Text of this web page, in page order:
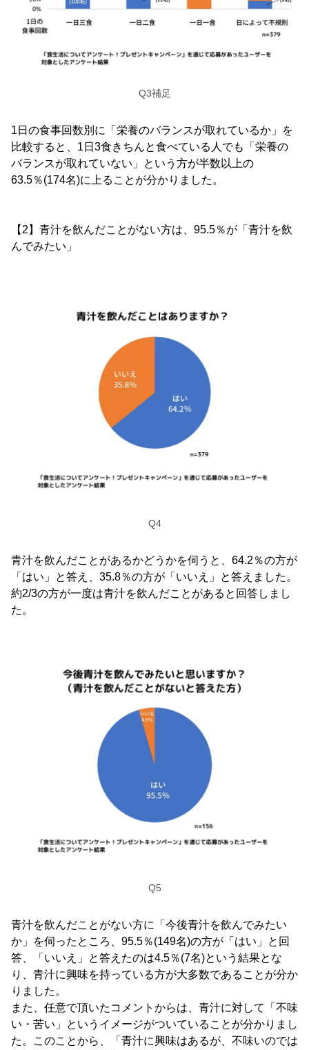
Q3補足
1日の食事回数別に「栄養のバランスが取れているか」を
比較すると、1日3食きちんと食べている人でも「栄養の
バランスが取れていない」という方が半数以上の
63.5％(174名)に上ることが分かりました。
【2】青汁を飲んだことがない方は、95.5％が「青汁を飲
んでみたい」
Q4
青汁を飲んだことがあるかどうかを伺うと、64.2％の方が
「はい」と答え、35.8％の方が「いいえ」と答えました。
約2/3の方が一度は青汁を飲んだことがあると回答しまし
た。
Q5
青汁を飲んだことがない方に「今後青汁を飲んでみたい
か」を伺ったところ、95.5％(149名)の方が「はい」と回
答、「いいえ」と答えたのは4.5％(7名)という結果とな
り、青汁に興味を持っている方が大多数であることが分か
りました。
また、任意で頂いたコメントからは、青汁に対して「不味
い・苦い」というイメージがついていることが分かりまし
た。このことから、「青汁に興味はあるが、不味いのでは